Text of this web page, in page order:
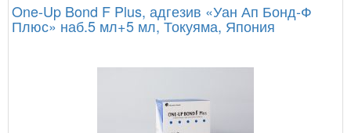
One-Up Bond F Plus, адгезив «Уан Ап Бонд-Ф
Плюс» наб.5 мл+5 мл, Токуяма, Япония